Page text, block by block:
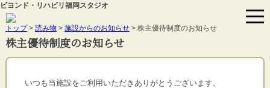
ビヨンド・リハビリ福岡スタジオ
トップ> 読み物 > 施設からのお知らせ> 株主優待制度のお知らせ
株主優待制度のお知らせ
いつも当施設をご利用いただきありがとうございます。